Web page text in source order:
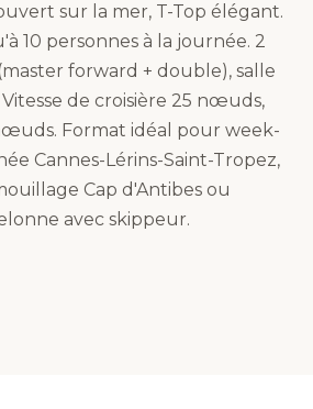
sur la mer, T-Top élégant.
10 personnes à la journée. 2
forward + double), salle
de croisière 25 nœuds,
Format idéal pour week-
Cannes-Lérins-Saint-Tropez,
Cap d'Antibes ou
avec skippeur.